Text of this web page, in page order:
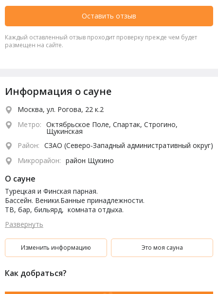
Оставить отзыв
Каждый оставленный отзыв проходит проверку прежде чем будет
размещен на сайте.
Информация о сауне
Москва, ул. Рогова, 22 к.2
Метро: Октябрьское Поле, Спартак, Строгино,
Щукинская
Район: СЗАО (Северо-Западный административный округ)
Микрорайон: район Щукино
О сауне
Турецкая и Финская парная.
Бассейн. Веники.Банные принадлежности.
ТВ, бар, бильярд, комната отдыха.
Развернуть
Изменить информацию Это моя сауна
Как добраться?